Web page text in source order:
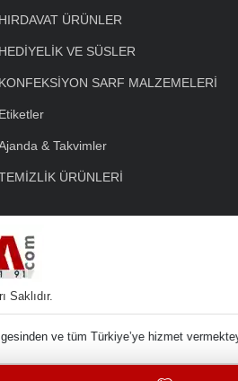
HIRDAVAT ÜRÜNLER
HEDİYELİK VE SÜSLER
KONFEKSİYON SARF MALZEMELERİ
Etiketler
& Takvimler
ÜRÜNLERİ
Saklıdır.